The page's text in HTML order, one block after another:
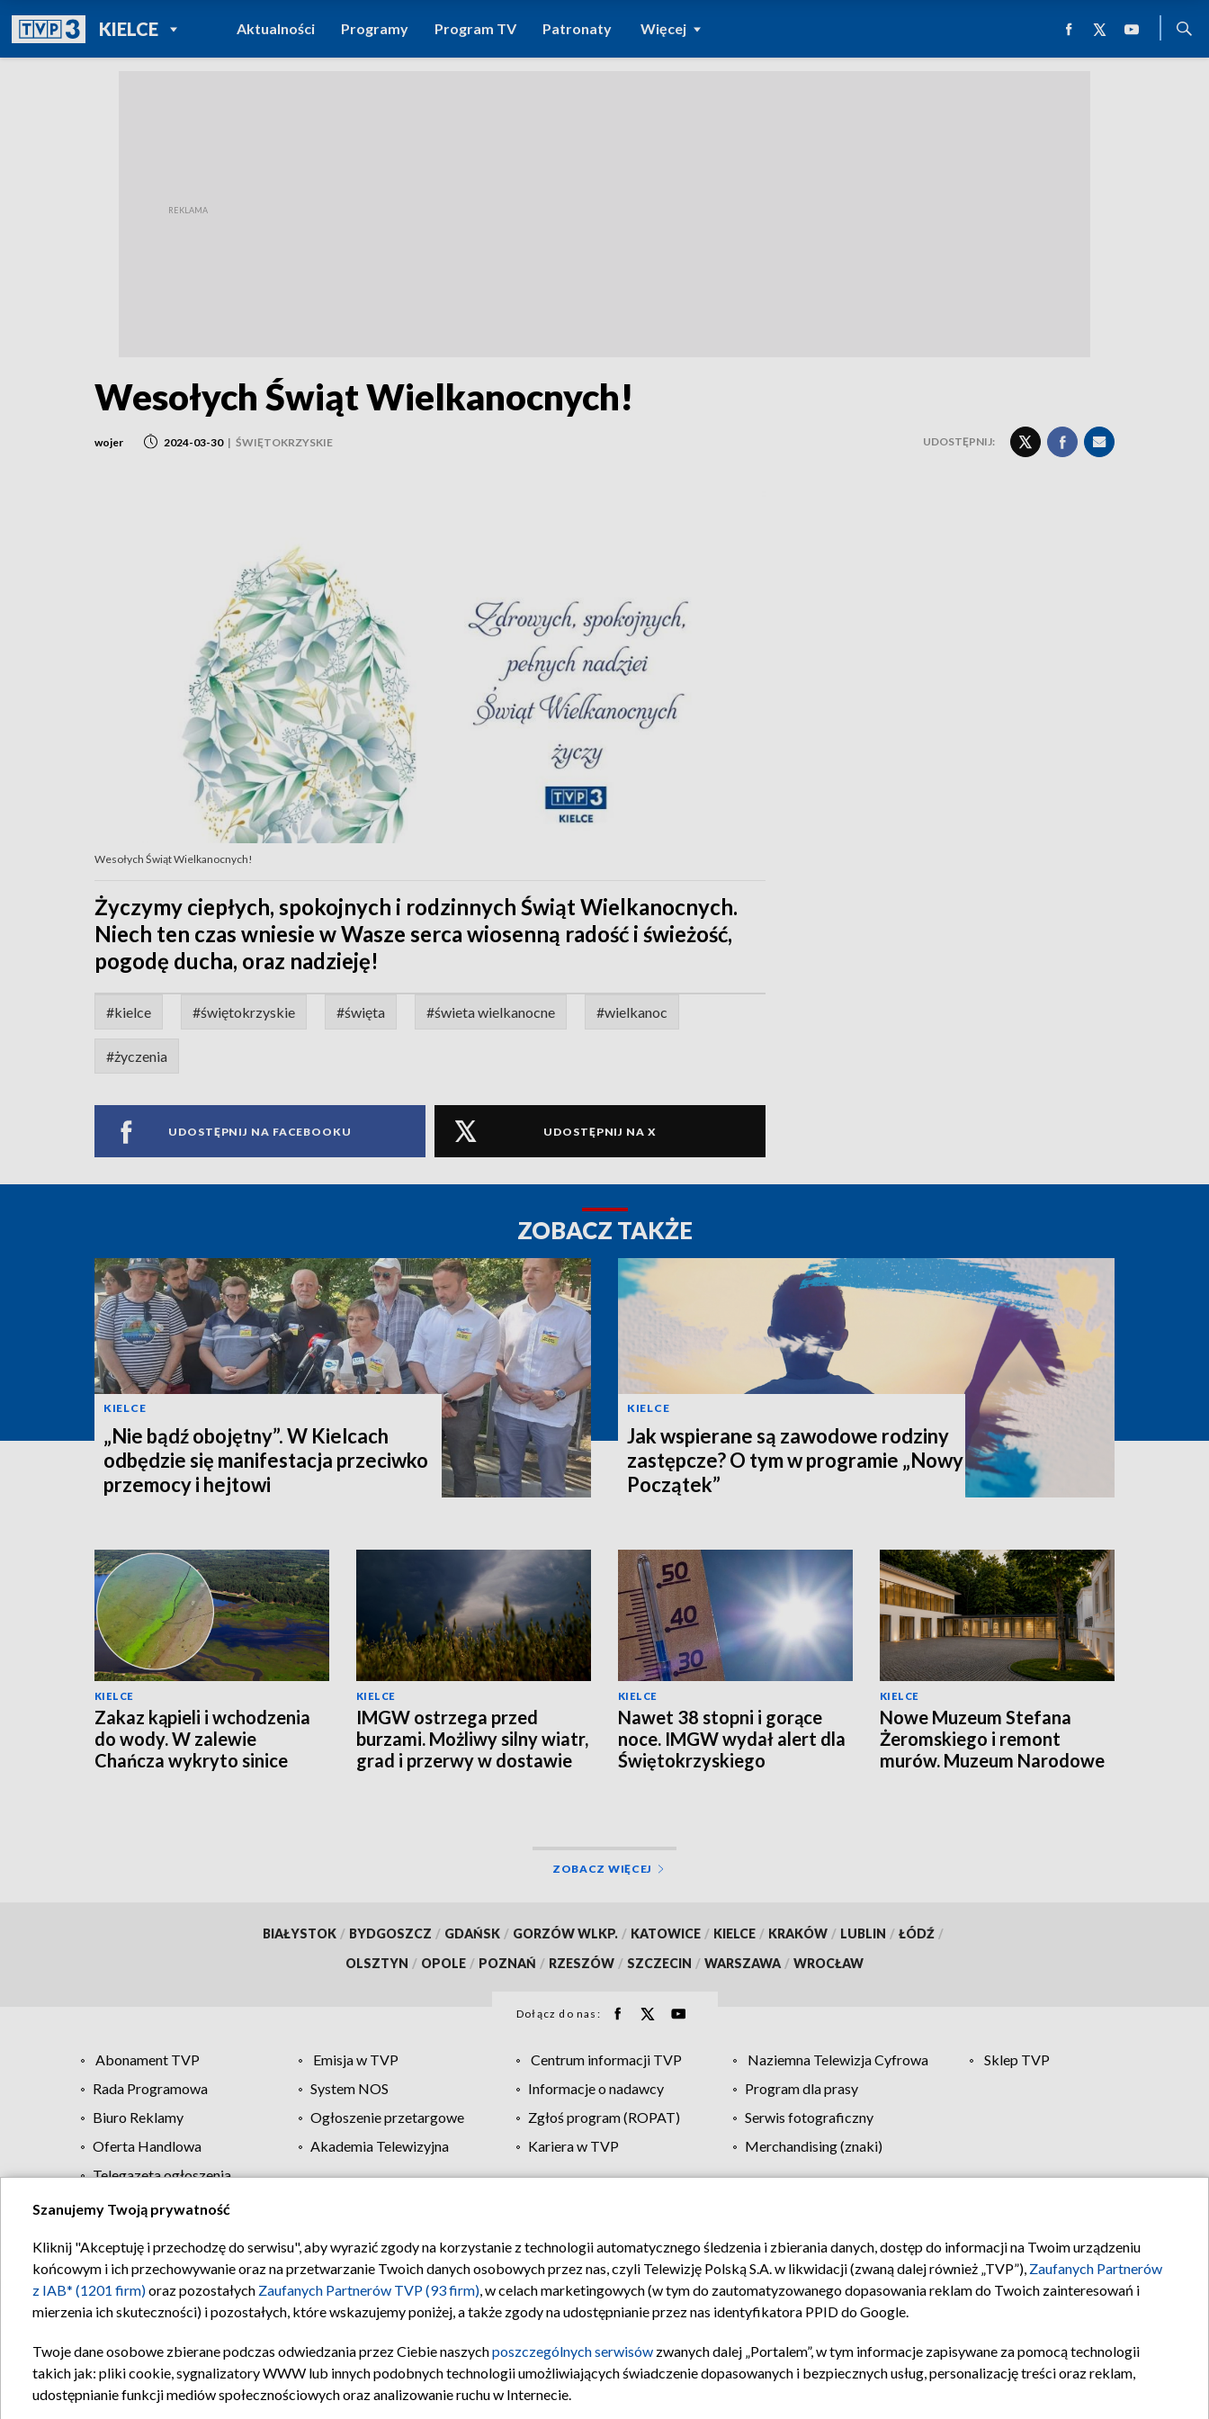
KIELCEPOWRÓT DO
TVP REGIONY
Aktualności Programy Program TV Patronaty Więcej
Wesołych Świąt Wielkanocnych!
wojer 2024-03-30 | ŚWIĘTOKRZYSKIE UDOSTĘPNIJ:
Wesołych Świąt Wielkanocnych!
Życzymy ciepłych, spokojnych i rodzinnych Świąt Wielkanocnych.
Niech ten czas wniesie w Wasze serca wiosenną radość i świeżość,
pogodę ducha, oraz nadzieję!
#kielce #świętokrzyskie #święta #świeta wielkanocne #wielkanoc
#życzenia
UDOSTĘPNIJ NA FACEBOOKU UDOSTĘPNIJ NA X
ZOBACZ TAKŻE
KIELCE
„Nie bądź obojętny”. W Kielcach
odbędzie się manifestacja przeciwko
przemocy i hejtowi
KIELCE
Jak wspierane są zawodowe rodziny
zastępcze? O tym w programie „Nowy
Początek”
KIELCE
Zakaz kąpieli i wchodzenia
do wody. W zalewie
Chańcza wykryto sinice
KIELCE
IMGW ostrzega przed
burzami. Możliwy silny wiatr,
grad i przerwy w dostawie
KIELCE
Nawet 38 stopni i gorące
noce. IMGW wydał alert dla
Świętokrzyskiego
KIELCE
Nowe Muzeum Stefana
Żeromskiego i remont
murów. Muzeum Narodowe
ZOBACZ WIĘCEJ
BIAŁYSTOK / BYDGOSZCZ / GDAŃSK / GORZÓW WLKP. / KATOWICE / KIELCE / KRAKÓW / LUBLIN / ŁÓDŹ /
OLSZTYN / OPOLE / POZNAŃ / RZESZÓW / SZCZECIN / WARSZAWA / WROCŁAW
Dołącz do nas:
Abonament TVP Emisja w TVP Centrum informacji TVP Naziemna Telewizja Cyfrowa
Sklep TVP
Rada Programowa
System NOS Informacje o nadawcy
Program dla prasy
Biuro Reklamy
Ogłoszenie przetargowe Zgłoś program (ROPAT)
Serwis fotograficzny
Oferta Handlowa
Akademia Telewizyjna Kariera w TVP
Merchandising (znaki)
Telegazeta ogłoszenia
Regulamin TVP Polityka prywatności Moje zgody Pomoc Biuro reklamy Kontakt
Szanujemy Twoją prywatność
Kliknij "Akceptuję i przechodzę do serwisu", aby wyrazić zgody na korzystanie z technologii automatycznego śledzenia i zbierania danych, dostęp do informacji na Twoim urządzeniu
końcowym i ich przechowywanie oraz na przetwarzanie Twoich danych osobowych przez nas, czyli Telewizję Polską S.A. w likwidacji (zwaną dalej również „TVP”), Zaufanych Partnerów
z IAB* (1201 firm)oraz pozostałych Zaufanych Partnerów TVP (93 firm), w celach marketingowych (w tym do zautomatyzowanego dopasowania reklam do Twoich zainteresowań i
mierzenia ich skuteczności) i pozostałych, które wskazujemy poniżej, a także zgody na udostępnianie przez nas identyfikatora PPID do Google.
Twoje dane osobowe zbierane podczas odwiedzania przez Ciebie naszychposzczególnych serwisów zwanych dalej „Portalem”, w tym informacje zapisywane za pomocą technologii
takich jak: pliki cookie, sygnalizatory WWW lub innych podobnych technologii umożliwiających świadczenie dopasowanych i bezpiecznych usług, personalizację treści oraz reklam,
udostępnianie funkcji mediów społecznościowych oraz analizowanie ruchu w Internecie.